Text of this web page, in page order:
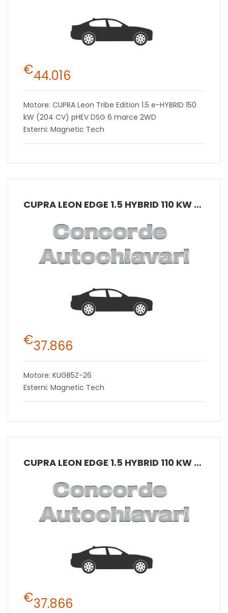
€44.016
Motore: CUPRA Leon Tribe Edition 1.5 e-HYBRID 150
kW (204 CV) pHEV DSG 6 marce 2WD
Esterni: Magnetic Tech
CUPRA LEON EDGE 1.5 HYBRID 110 KW (150 CV) MHEV DSG 7 MARCE 2WD
€37.866
Motore: KUGB5Z-26
Esterni: Magnetic Tech
CUPRA LEON EDGE 1.5 HYBRID 110 KW (150 CV) MHEV DSG 7 MARCE 2WD
€37.866